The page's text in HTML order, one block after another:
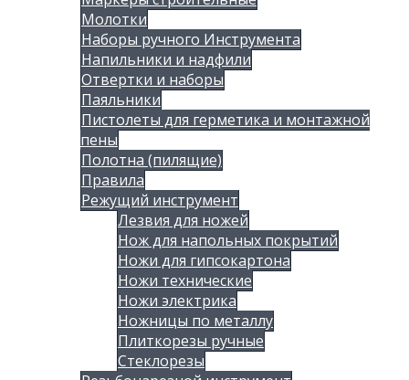
Молотки
Наборы ручного Инструмента
Напильники и надфили
Отвертки и наборы
Паяльники
Пистолеты для герметика и монтажной
пены
Полотна (пилящие)
Правила
Режущий инструмент
Лезвия для ножей
Нож для напольных покрытий
Ножи для гипсокартона
Ножи технические
Ножи электрика
Ножницы по металлу
Плиткорезы ручные
Стеклорезы